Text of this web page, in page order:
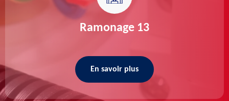
Ramonage 13
En savoir plus